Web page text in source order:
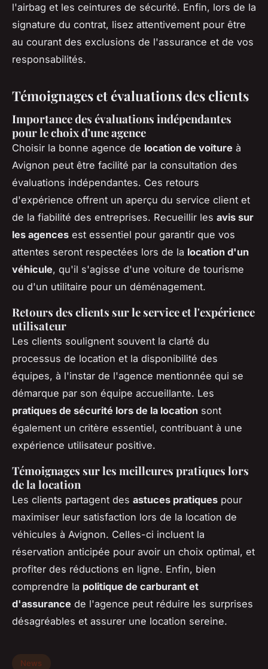
l'airbag et les ceintures de sécurité. Enfin, lors de la
signature du contrat, lisez attentivement pour être
au courant des exclusions de l'assurance et de vos
responsabilités.
Témoignages et évaluations des clients
Importance des évaluations indépendantes
pour le choix d'une agence
Choisir la bonne agence de location de voiture à
Avignon peut être facilité par la consultation des
évaluations indépendantes. Ces retours
d'expérience offrent un aperçu du service client et
de la fiabilité des entreprises. Recueillir les avis sur
les agences est essentiel pour garantir que vos
attentes seront respectées lors de la location d'un
véhicule, qu'il s'agisse d'une voiture de tourisme
ou d'un utilitaire pour un déménagement.
Retours des clients sur le service et l'expérience
utilisateur
Les clients soulignent souvent la clarté du
processus de location et la disponibilité des
équipes, à l'instar de l'agence mentionnée qui se
démarque par son équipe accueillante. Les
pratiques de sécurité lors de la location sont
également un critère essentiel, contribuant à une
expérience utilisateur positive.
Témoignages sur les meilleures pratiques lors
de la location
Les clients partagent des astuces pratiques pour
maximiser leur satisfaction lors de la location de
véhicules à Avignon. Celles-ci incluent la
réservation anticipée pour avoir un choix optimal, et
profiter des réductions en ligne. Enfin, bien
comprendre la politique de carburant et
d'assurance de l'agence peut réduire les surprises
désagréables et assurer une location sereine.
News